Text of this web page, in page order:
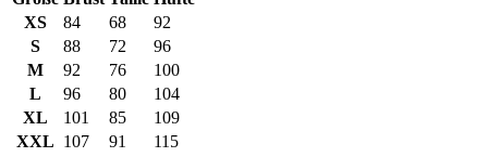
XS
84 68
92
S
88 72
96
M
92 76
100
L
96 80
104
XL
101 85
109
XXL 107 91 115